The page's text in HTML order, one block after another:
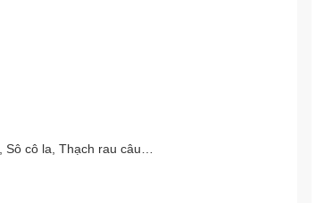
cô la, Thạch rau câu…